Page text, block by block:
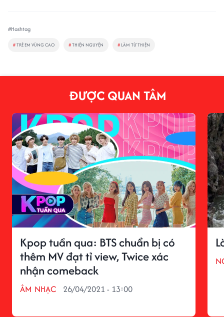
#Hashtag
#TRẺ EM VÙNG CAO #THIỆN NGUYỆN # LÀM TỪ THIỆN
ĐƯỢC QUAN TÂM
Kpop tuần qua: BTS chuẩn bị có
thêm MV đạt tỉ view, Twice xác
nhận comeback
ÂM NHẠC 26/04/2021 - 13:00